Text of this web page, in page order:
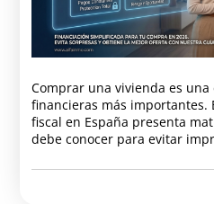
Comprar una vivienda es una
financieras más importantes.
fiscal en España presenta
debe conocer para evitar